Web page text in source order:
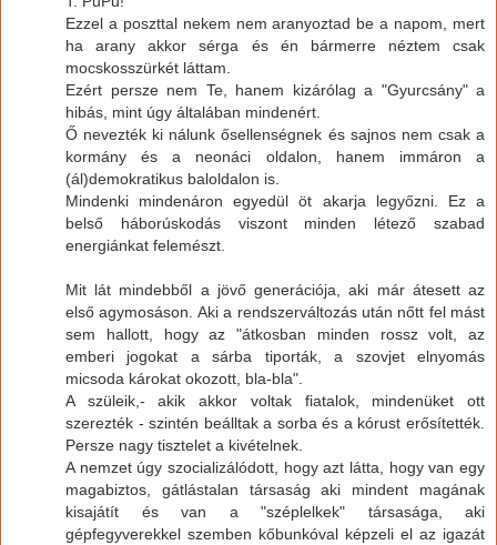
Ezzel a poszttal nekem nem aranyoztad be a napom, mert
ha arany akkor sérga és én bármerre néztem csak
mocskosszürkét láttam.
Ezért persze nem Te, hanem kizárólag a "Gyurcsány" a
hibás, mint úgy általában mindenért.
Ő nevezték ki nálunk ősellenségnek és sajnos nem csak a
kormány és a neonáci oldalon, hanem immáron a
(ál)demokratikus baloldalon is.
Mindenki mindenáron egyedül öt akarja legyőzni. Ez a
belső háborúskodás viszont minden létező szabad
energiánkat felemészt.
Mit lát mindebből a jövő generációja, aki már átesett az
első agymosáson. Aki a rendszerváltozás után nőtt fel mást
sem hallott, hogy az "átkosban minden rossz volt, az
emberi jogokat a sárba tiporták, a szovjet elnyomás
micsoda károkat okozott, bla-bla".
A szüleik,- akik akkor voltak fiatalok, mindenüket ott
szerezték - szintén beálltak a sorba és a kórust erősítették.
Persze nagy tisztelet a kivételnek.
A nemzet úgy szocializálódott, hogy azt látta, hogy van egy
magabiztos, gátlástalan társaság aki mindent magának
kisajátít és van a "széplelkek" társasága, aki
gépfegyverekkel szemben kőbunkóval képzeli el az igazát